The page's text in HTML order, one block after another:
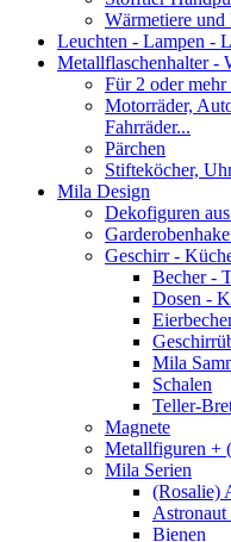
Wärmetiere und
Leuchten - Lampen -
Metallflaschenhalter -
Für 2 oder mehr
Motorräder,
Fahrräder...
Pärchen
Stifteköcher,
Mila Design
Dekofiguren
Geschirr -
Becher -
Dosen -
Mila
Schalen
Teller-
Magnete
Metallfiguren +
Mila Serien
(Rosalie)
Bienen